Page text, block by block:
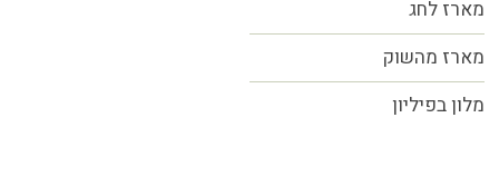
מארז לחג
מארז מהשוק
מלון בפיליון